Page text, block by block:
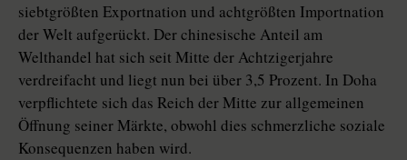
siebtgrößten Exportnation und achtgrößten Importnation
der Welt aufgerückt. Der chinesische Anteil am
Welthandel hat sich seit Mitte der Achtzigerjahre
verdreifacht und liegt nun bei über 3,5 Prozent. In Doha
verpflichtete sich das Reich der Mitte zur allgemeinen
Öffnung seiner Märkte, obwohl dies schmerzliche soziale
Konsequenzen haben wird.